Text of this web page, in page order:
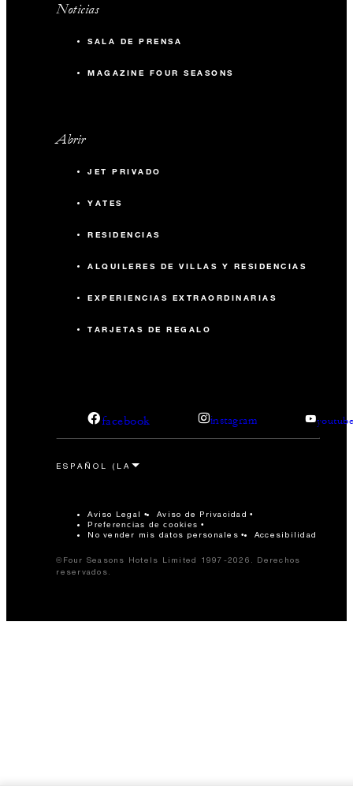
Noticias
SALA DE PRENSA
MAGAZINE FOUR SEASONS
Abrir
JET PRIVADO
YATES
RESIDENCIAS
ALQUILERES DE VILLAS Y RESIDENCIAS
EXPERIENCIAS EXTRAORDINARIAS
TARJETAS DE REGALO
facebook instagram
Aviso Legal Aviso de Privacidad
Preferencias de cookies
No vender mis datos personales Accesibilidad
©Four Seasons Hotels Limited 1997-2026. Derechos
reservados.